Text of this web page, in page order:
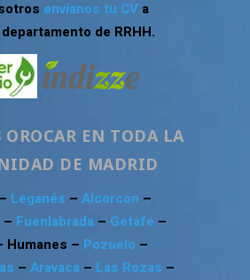
envíanos tu CV a
de RRHH.
OROCAR EN TODA LA
DE MADRID
– Leganés – Alcorcón –
– Fuenlabrada – Getafe –
Humanes – Pozuelo –
– Aravaca – Las Rozas –